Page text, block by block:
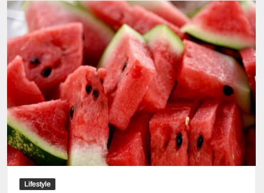
заявление
по
поводу
проверки
газовых
счетчиков
Lifestyle